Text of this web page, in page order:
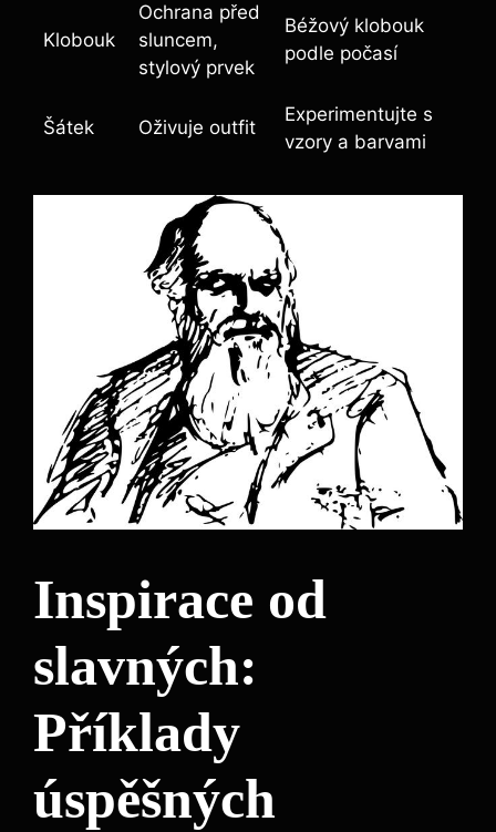
Klobouk
Ochrana před
sluncem,
stylový prvek
Béžový klobouk
podle počasí
Šátek Oživuje outfit
Experimentujte s
vzory a barvami
Inspirace od
slavných:
Příklady
úspěšných